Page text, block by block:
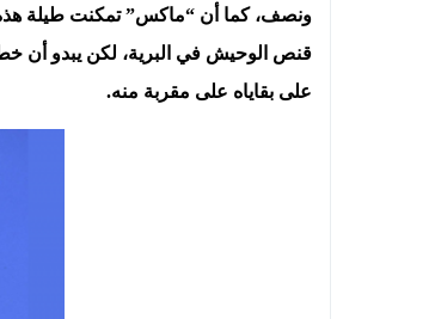
ونصف، كما أن “ماكس” تمكنت طيلة هذه
قنص الوحيش في البرية، لكن يبدو أن خطا
على بقاياه على مقربة منه.